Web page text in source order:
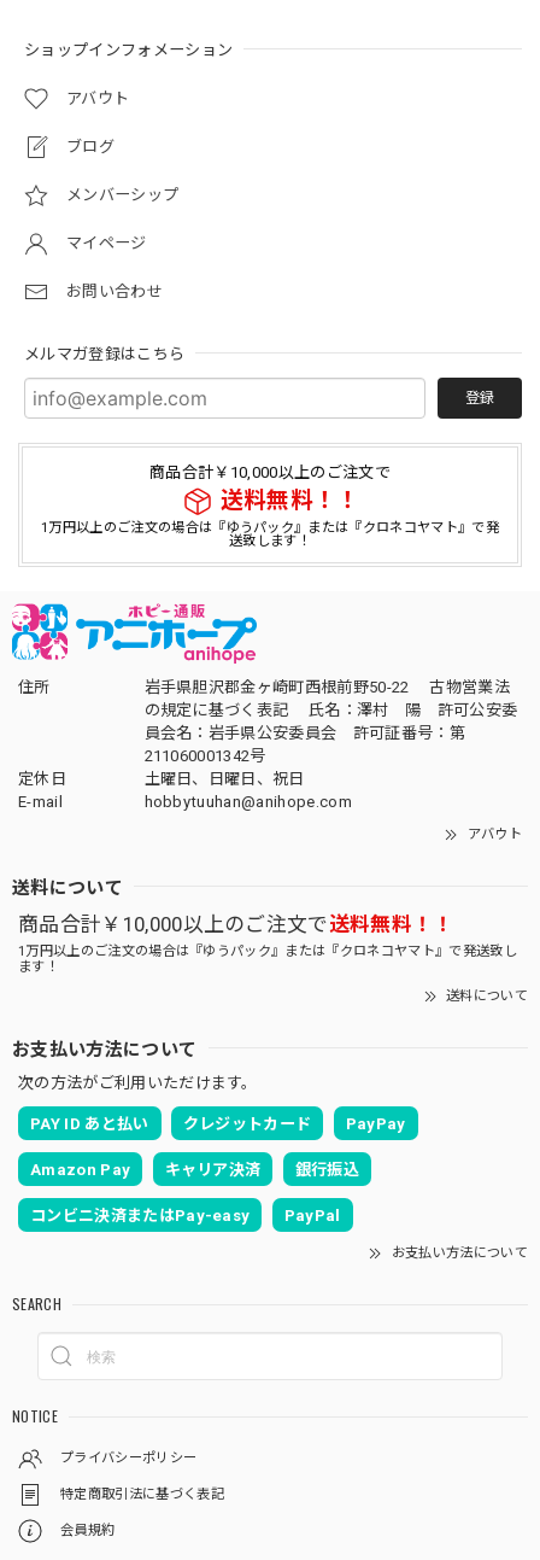
ショップインフォメーション
アバウト
ブログ
メンバーシップ
マイページ
お問い合わせ
メルマガ登録はこちら
登録
商品合計￥10,000以上のご注文で
送料無料！！
1万円以上のご注文の場合は『ゆうパック』または『クロネコヤマト』で発
送致します！
住所
岩手県胆沢郡金ヶ崎町西根前野50-22 古物営業法
の規定に基づく表記 氏名：澤村 陽 許可公安委
員会名：岩手県公安委員会 許可証番号：第
211060001342号
定休日
土曜日、日曜日、祝日
E-mail
hobbytuuhan@anihope.com
アバウト
送料について
商品合計￥10,000以上のご注文で送料無料！！
1万円以上のご注文の場合は『ゆうパック』または『クロネコヤマト』で発送致し
ます！
送料について
お支払い方法について
次の方法がご利用いただけます。
PAY ID あと払い クレジットカード PayPay
Amazon Pay キャリア決済 銀行振込
コンビニ決済またはPay-easy PayPal
お支払い方法について
SEARCH
NOTICE
プライバシーポリシー
特定商取引法に基づく表記
会員規約